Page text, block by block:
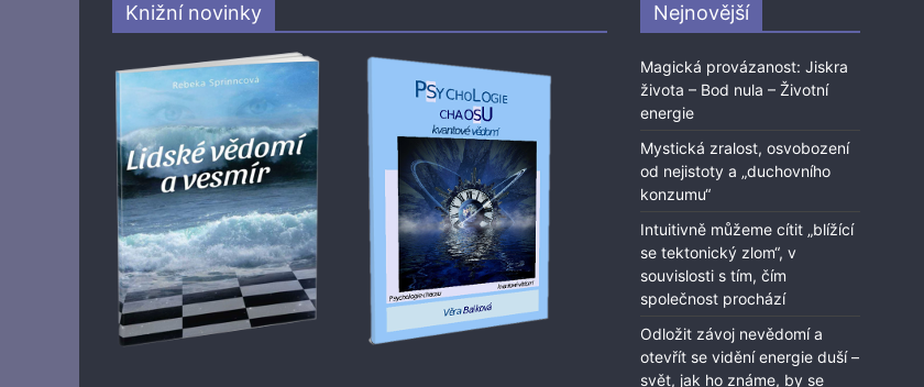
Knižní novinky Nejnovější
Magická provázanost: Jiskra
života – Bod nula – Životní
energie
Mystická zralost, osvobození
od nejistoty a „duchovního
konzumu“
Intuitivně můžeme cítit „blížící
se tektonický zlom“, v
souvislosti s tím, čím
společnost prochází
Odložit závoj nevědomí a
otevřít se vidění energie duší –
svět, jak ho známe, by se